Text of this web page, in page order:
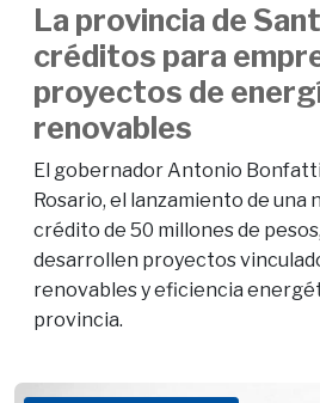
La provincia de
créditos para
proyectos de
renovables
El gobernador Antonio
Rosario, el lanzamiento de una
crédito de 50 millones de
desarrollen proyectos
renovables y eficiencia
provincia.